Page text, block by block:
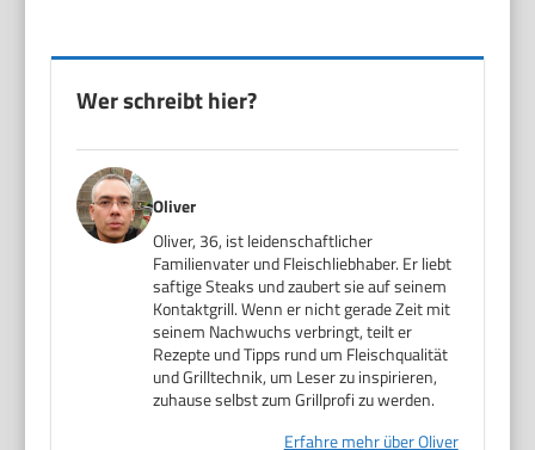
Wer schreibt hier?
Oliver
Oliver, 36, ist leidenschaftlicher
Familienvater und Fleischliebhaber. Er liebt
saftige Steaks und zaubert sie auf seinem
Kontaktgrill. Wenn er nicht gerade Zeit mit
seinem Nachwuchs verbringt, teilt er
Rezepte und Tipps rund um Fleischqualität
und Grilltechnik, um Leser zu inspirieren,
zuhause selbst zum Grillprofi zu werden.
Erfahre mehr über Oliver